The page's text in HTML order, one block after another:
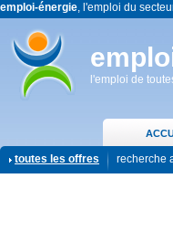
emploi-énergie, l'emploi du
l'emploi de
toutes les offres recherche